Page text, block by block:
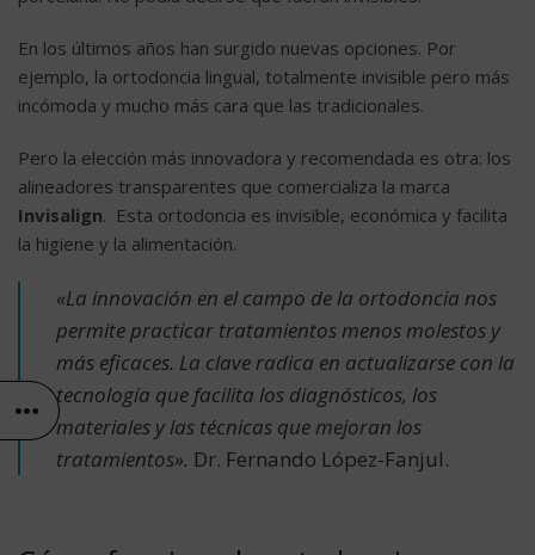
En los últimos años han surgido nuevas opciones. Por
ejemplo, la ortodoncia lingual, totalmente invisible pero más
incómoda y mucho más cara que las tradicionales.
Pero la elección más innovadora y recomendada es otra: los
alineadores transparentes que comercializa la marca
Invisalign. Esta ortodoncia es invisible, económica y facilita
la higiene y la alimentación.
«La innovación en el campo de la ortodoncia nos
permite practicar tratamientos menos molestos y
más eficaces. La clave radica en actualizarse con la
tecnología que facilita los diagnósticos, los
materiales y las técnicas que mejoran los
tratamientos». Dr. Fernando López-Fanjul.